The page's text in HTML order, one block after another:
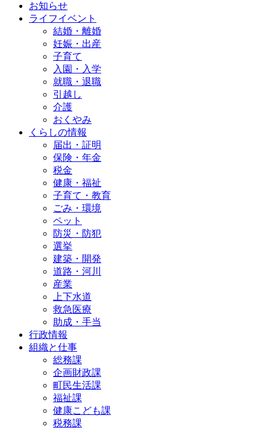
お知らせ
ライフイベント
結婚・離婚
妊娠・出産
子育て
入園・入学
就職・退職
引越し
介護
おくやみ
くらしの情報
届出・証明
保険・年金
税金
健康・福祉
子育て・教育
ごみ・環境
ペット
防災・防犯
選挙
建築・開発
道路・河川
産業
上下水道
救急医療
助成・手当
行政情報
組織と仕事
総務課
企画財政課
町民生活課
福祉課
健康こども課
税務課